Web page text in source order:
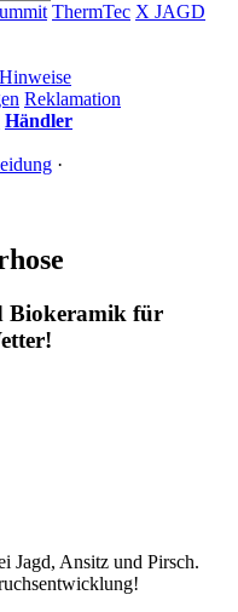
ThermTec X JAGD
Reklamation
Händler
·
Biokeramik für
Jagd, Ansitz und Pirsch.